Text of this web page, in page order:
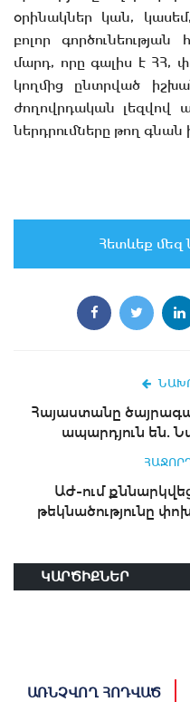
օրինակներ կան,
բոլոր գործունեության
մարդ, որը գալիս է ՀՀ,
կողմից ընտրված
ժողովրդական լեզվով
ներդրումները թող
Հետևեք մեզ
Հայաստանը
ապարդյուն են.
ԱԺ-ում
թեկնածությունը
ԿԱՐԾԻՔՆԵՐ
ԱՌՆՉՎՈՂ ՀՈԴՎԱԾ